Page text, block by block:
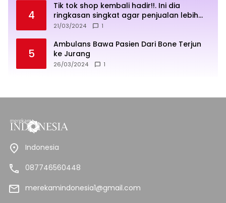
4
Tik tok shop kembali hadir!!. Ini dia
ringkasan singkat agar penjualan lebih
sukses
21/03/2024 1
5
Ambulans Bawa Pasien Dari Bone Terjun
ke Jurang
26/03/2024 1
Indonesia
087746560448
merekamindonesia1@gmail.com